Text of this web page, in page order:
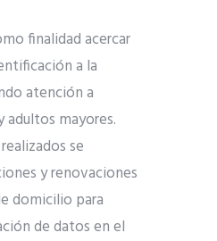
finalidad acercar
a la
atención a
adultos mayores.
se
y renovaciones
domicilio para
de datos en el